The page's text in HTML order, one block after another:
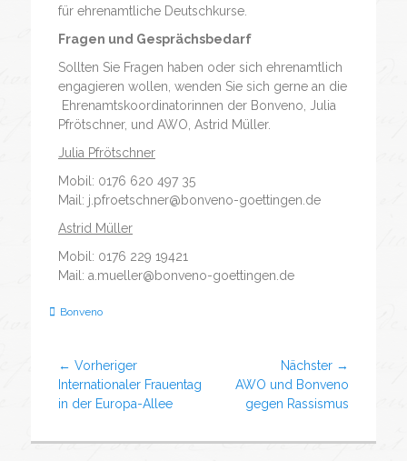
für ehrenamtliche Deutschkurse.
Fragen und Gesprächsbedarf
Sollten Sie Fragen haben oder sich ehrenamtlich
engagieren wollen, wenden Sie sich gerne an die
Ehrenamtskoordinatorinnen der Bonveno, Julia
Pfrötschner, und AWO, Astrid Müller.
Julia Pfrötschner
Mobil: 0176 620 497 35
Mail: j.pfroetschner@bonveno-goettingen.de
Astrid Müller
Mobil: 0176 229 19421
Mail: a.mueller@bonveno-goettingen.de
Bonveno
← Vorheriger
Internationaler Frauentag
in der Europa-Allee
Nächster →
AWO und Bonveno
gegen Rassismus